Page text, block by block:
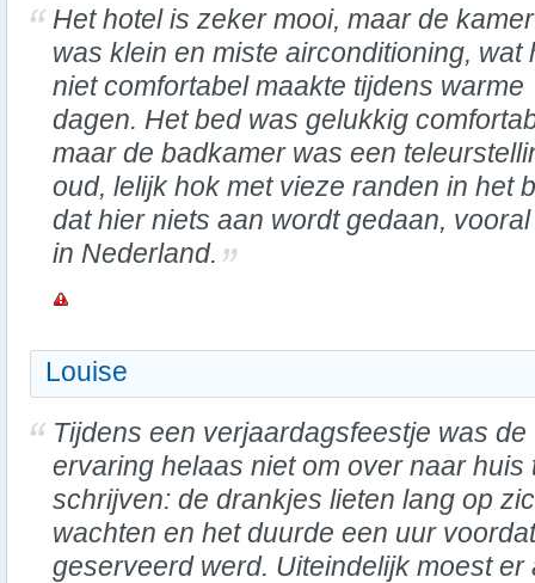
Het hotel is zeker mooi, maar de kamer
was klein en miste airconditioning, wat
niet comfortabel maakte tijdens warme
dagen. Het bed was gelukkig
maar de badkamer was een
oud, lelijk hok met vieze randen in het
dat hier niets aan wordt gedaan,
in Nederland.
Louise
Tijdens een verjaardagsfeestje was de
ervaring helaas niet om over naar huis
schrijven: de drankjes lieten lang op
wachten en het duurde een uur
geserveerd werd. Uiteindelijk moest